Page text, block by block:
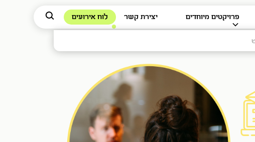
פרויקטים מיוחדים יצירת קשר לוח אירועים